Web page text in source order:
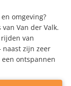
omgeving?
Van der Valk.
van
naast zijn zeer
ontspannen